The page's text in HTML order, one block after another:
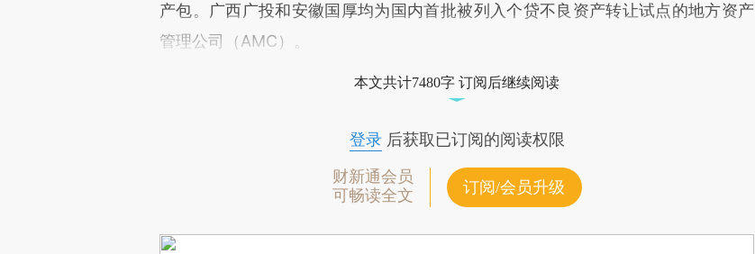
产包。广西广投和安徽国厚均为国内首批被列入个贷不良资产转让试点的地方资产
管理公司（AMC）。
本文共计7480字 订阅后继续阅读
登录后获取已订阅的阅读权限
财新通会员
可畅读全文
订阅/会员升级